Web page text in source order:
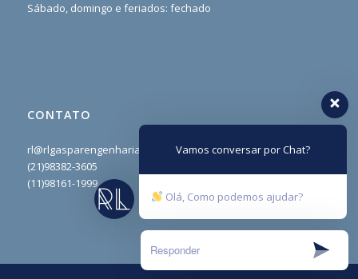
Sábado, domingo e feriados: fechado
CONTATO
rl@rlgasparengenharia.com
(21)98382-3605
(11)98161-1999
Vamos conversar por Chat?
Olá, Como podemos ajudar?